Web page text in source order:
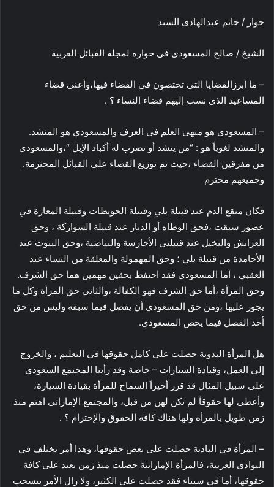
حوار / حاتم عبدالهادى السيد
الشيخ / صالح المسعودى فى حواره لمجلة القبائل العربية
– ما أبرزالقضايا التى تختصون في القضاء فيها،وأعنى قضاء
المساعيد الذى نسب إليهم قضاء النساء ؟ .
– المسعودي هو منهى العلم في العرف والمسعودي هو المنشد.
والمنشد لغوياً هو : “من ينشد أو تضرب له أكباد الإبل “،والمسعودي
من مفرقين القضاء ،حيث تم توزيع القضاء على القبائل المحترمة.
وجميعهم محترم
فكان منقع الدم عند قبيلة بلي وقبيلة الحويطات وقبيلة المعازة في
عصور سبقت ،فحق الوطاه أو الديار عند قبيلة السواركة ، وحق
العرايش والنخيل عند قبيلتى الأخارسة والبياضية ،وحق البيوت عند
الأحامدة من قبيلة بلي ؛ وحق المهمولة والمعلقة من النساء عند
العقبي ، أما المسعودي فقد احتفظ بحقين مهمين هما حق الشرف.
وحق المرأة ،أما حق الشرف فهو الكفالة ،والثاني حق المرأة وكل ما
يجور عليها ،ومن حق المسعودي أن يفصل فيما سبقه وليس من حق
أحد الفصل فيما يخص المسعودي.
هل المرأة البدوية حصلت على كامل حقوقها في التعليم ، والخروج
إلى العمل، وقيادة السيارات – خاصة وقد رأينا المجتمع السعودى
على سبيل المثال قد قرر أخيراً السماح للمرأة بقيادة السيارة،
وأعطى لها حقوقاً لم تكن لهن من قبل، والمجتمع الإماراتى اهتم منذ
زمن طويل بالمرأة ولها هناك كافة الحقوق والإحترام ؟ .
– المرأة في البادية حصلت على بعض حقوقها، وهذا أمر يختلف في
البوادى العربية، فالمرأة الإماراتية حصلت منذ زمن بعيد على كافة
حقوقها، أما في سيناء فقد حصلت على الكثير، ولا زال الأمر ينسحب